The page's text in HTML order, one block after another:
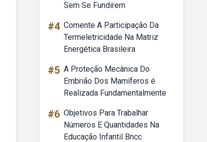
Sem Se Fundirem
#4 Comente A Participação Da
Termeletricidade Na Matriz
Energética Brasileira
#5 A Proteção Mecânica Do
Embrião Dos Mamíferos é
Realizada Fundamentalmente
#6 Objetivos Para Trabalhar
Números E Quantidades Na
Educação Infantil Bncc